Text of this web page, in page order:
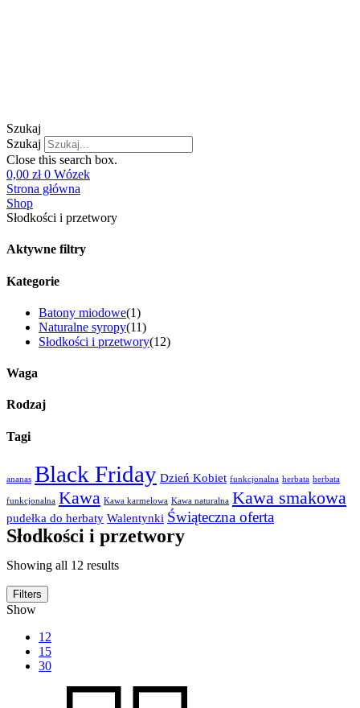
Szukaj
Szukaj
Close this search box.
0,00 zł 0 Wózek
Strona główna
Shop
Słodkości i przetwory
Aktywne filtry
Kategorie
Batony miodowe(1)
Naturalne syropy(11)
Słodkości i przetwory(12)
Waga
Rodzaj
Tagi
ananas Black Friday Dzień Kobiet funkcjonalna herbata herbata
funkcjonalna Kawa Kawa karmelowa Kawa naturalna Kawa smakowa
pudełka do herbaty Walentynki Świąteczna oferta
Słodkości i przetwory
Showing all 12 results
Filters
Show
12
15
30